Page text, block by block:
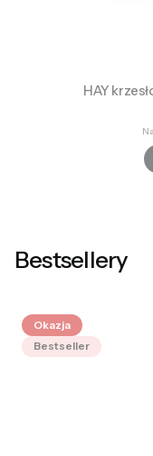
HAY
Bestsellery
Okazja
Bestseller